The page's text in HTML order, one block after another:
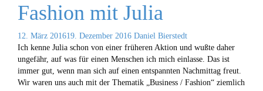
Fashion mit Julia
12. März 201619. Dezember 2016 Daniel Bierstedt
Ich kenne Julia schon von einer früheren Aktion und wußte daher
ungefähr, auf was für einen Menschen ich mich einlasse. Das ist
immer gut, wenn man sich auf einen entspannten Nachmittag freut.
Wir waren uns auch mit der Thematik „Business / Fashion“ ziemlich